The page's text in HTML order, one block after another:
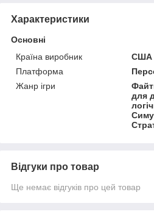
Характеристики
Основні
Країна виробник
США
Платформа
Жанр ігри
для
Відгуки про товар
Ще немає відгуків про цей товар